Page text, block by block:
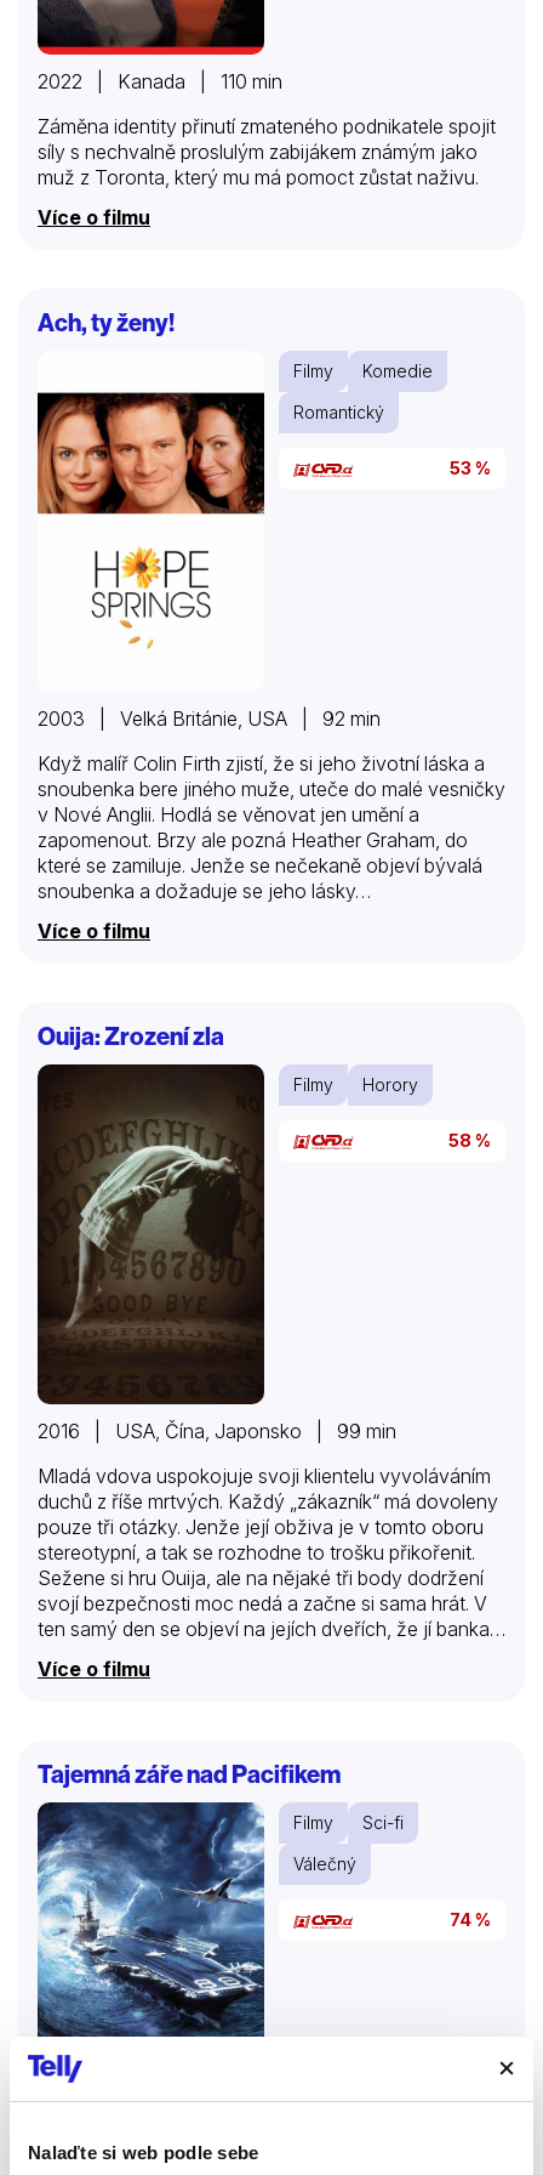
Nalaďte si web podle sebe
2022 | Kanada | 110 min
Záměna identity přinutí zmateného podnikatele spojit
síly s nechvalně proslulým zabijákem známým jako
muž z Toronta, který mu má pomoct zůstat naživu.
Více o filmu
Ach, ty ženy!
Filmy
Komedie
Romantický
53 %
2003 | Velká Británie, USA | 92 min
Když malíř Colin Firth zjistí, že si jeho životní láska a
snoubenka bere jiného muže, uteče do malé vesničky
v Nové Anglii. Hodlá se věnovat jen umění a
zapomenout. Brzy ale pozná Heather Graham, do
které se zamiluje. Jenže se nečekaně objeví bývalá
snoubenka a dožaduje se jeho lásky…
Více o filmu
Ouija: Zrození zla
Filmy Horory
58 %
2016 | USA, Čína, Japonsko | 99 min
Mladá vdova uspokojuje svoji klientelu vyvoláváním
duchů z říše mrtvých. Každý „zákazník“ má dovoleny
pouze tři otázky. Jenže její obživa je v tomto oboru
stereotypní, a tak se rozhodne to trošku přikořenit.
Sežene si hru Ouija, ale na nějaké tři body dodržení
svojí bezpečnosti moc nedá a začne si sama hrát. V
ten samý den se objeví na jejích dveřích, že jí banka
brzy odstaví majetek za vysoké dluhy. Ale ještě téhož
večera donese mladší dcera tašku s penězi, kterou
Více o filmu
Tajemná záře nad Pacifikem
Filmy
Sci-fi
Válečný
74 %
1980 | USA | 103 min